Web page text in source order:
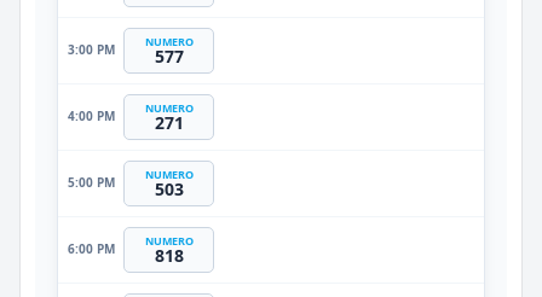
3:00 PM NUMERO
577
4:00 PM NUMERO
271
5:00 PM NUMERO
503
6:00 PM NUMERO
818